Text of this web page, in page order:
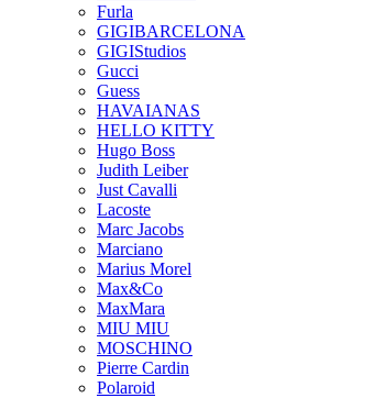
Furla
GIGIBARCELONA
GIGIStudios
Gucci
Guess
HAVAIANAS
HELLO KITTY
Hugo Boss
Judith Leiber
Just Cavalli
Lacoste
Marc Jacobs
Marciano
Marius Morel
Max&Co
MaxMara
MIU MIU
MOSCHINO
Pierre Cardin
Polaroid